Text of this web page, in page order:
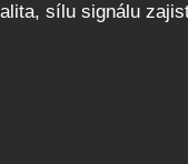
sílu signálu